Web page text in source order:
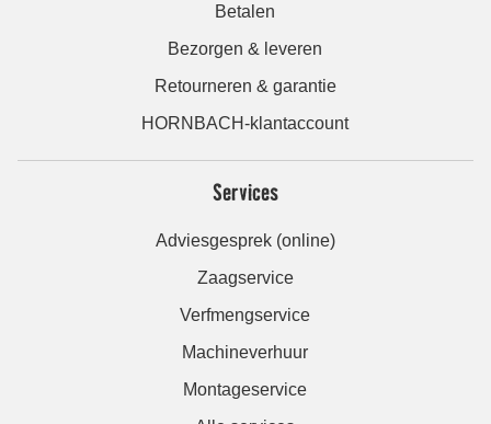
Betalen
Bezorgen & leveren
Retourneren & garantie
HORNBACH-klantaccount
Services
Adviesgesprek (online)
Zaagservice
Verfmengservice
Machineverhuur
Montageservice